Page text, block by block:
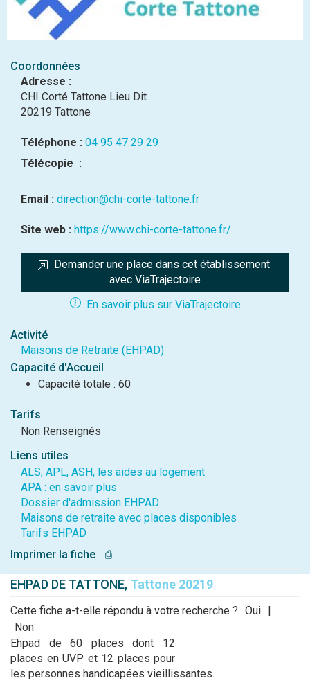
Coordonnées
Adresse :
CHI Corté Tattone Lieu Dit
20219 Tattone
Téléphone : 04 95 47 29 29
Télécopie :
Email : direction@chi-corte-tattone.fr
Site web : https://www.chi-corte-tattone.fr/
Demander une place dans cet établissement
avec ViaTrajectoire
En savoir plus sur ViaTrajectoire
Activité
Maisons de Retraite (EHPAD)
Capacité d'Accueil
Capacité totale : 60
Tarifs
Non Renseignés
Liens utiles
ALS, APL, ASH, les aides au logement
APA : en savoir plus
Dossier d'admission EHPAD
Maisons de retraite avec places disponibles
Tarifs EHPAD
Imprimer la fiche
⎙
EHPAD DE TATTONE, Tattone 20219
Cette fiche a-t-elle répondu à votre recherche ? Oui |
Non
Ehpad de 60 places dont 12
places en UVP et 12 places pour
les personnes handicapées vieillissantes.